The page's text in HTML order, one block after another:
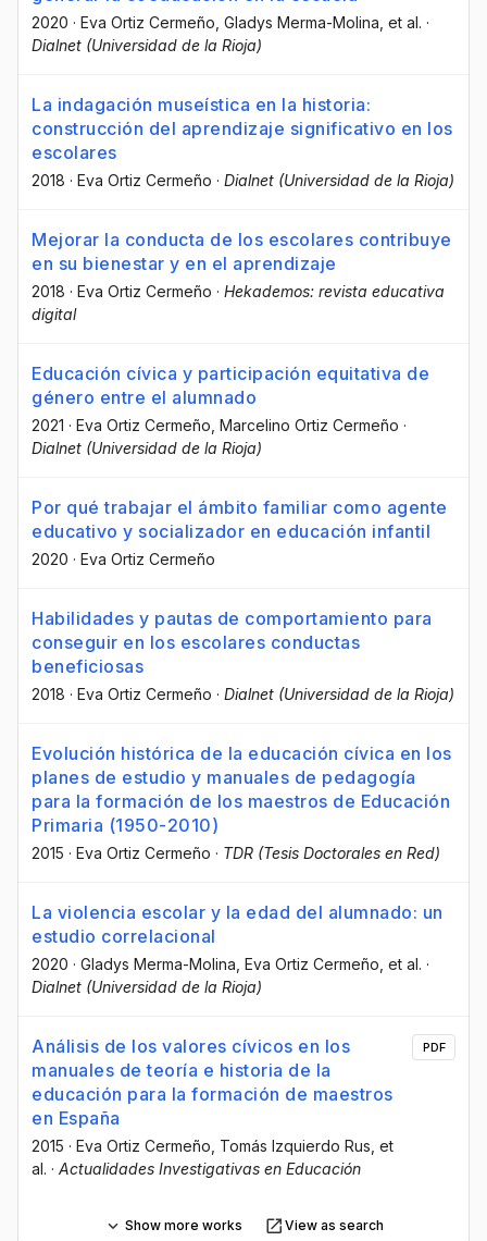
2020 · Eva Ortiz Cermeño , Gladys Merma-Molina , et al. ·
Dialnet (Universidad de la Rioja)
La indagación museística en la historia:
construcción del aprendizaje significativo en los
escolares
2018 · Eva Ortiz Cermeño · Dialnet (Universidad de la Rioja)
Mejorar la conducta de los escolares contribuye
en su bienestar y en el aprendizaje
2018 · Eva Ortiz Cermeño · Hekademos: revista educativa
digital
Educación cívica y participación equitativa de
género entre el alumnado
2021 · Eva Ortiz Cermeño , Marcelino Ortiz Cermeño ·
Dialnet (Universidad de la Rioja)
Por qué trabajar el ámbito familiar como agente
educativo y socializador en educación infantil
2020 · Eva Ortiz Cermeño
Habilidades y pautas de comportamiento para
conseguir en los escolares conductas
beneficiosas
2018 · Eva Ortiz Cermeño · Dialnet (Universidad de la Rioja)
Evolución histórica de la educación cívica en los
planes de estudio y manuales de pedagogía
para la formación de los maestros de Educación
Primaria (1950-2010)
2015 · Eva Ortiz Cermeño · TDR (Tesis Doctorales en Red)
La violencia escolar y la edad del alumnado: un
estudio correlacional
2020 · Gladys Merma-Molina , Eva Ortiz Cermeño , et al. ·
Dialnet (Universidad de la Rioja)
Análisis de los valores cívicos en los
manuales de teoría e historia de la
educación para la formación de maestros
en España
2015 · Eva Ortiz Cermeño , Tomás Izquierdo Rus , et
al. · Actualidades Investigativas en Educación
PDF
Show more works View as search